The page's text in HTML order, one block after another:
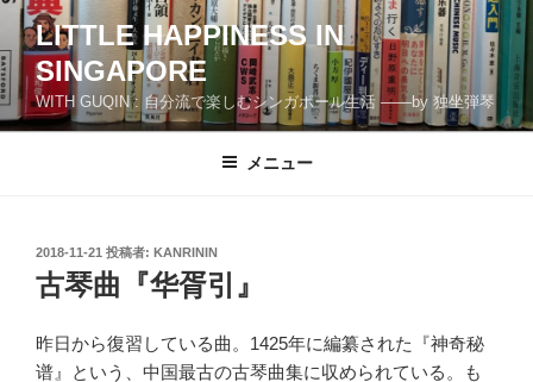
テ
ン
ツ
LITTLE HAPPINESS IN
SINGAPORE
WITH GUQIN : 自分流で楽しむシンガポール生活 ――by 独坐弾琴
メニュー
投
日:
2018-11-21 投稿者: KANRININ
古琴曲『华胥引』
昨日から復習している曲。1425年に編纂された『神奇秘
谱』という、中国最古の古琴曲集に収められている。も